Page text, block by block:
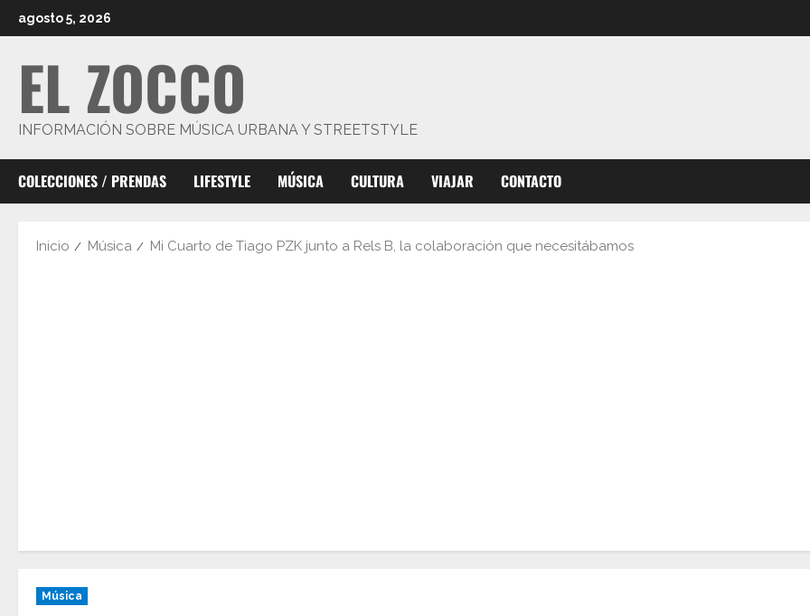
al
agosto 5, 2026
EL ZOCCO
INFORMACIÓN SOBRE MÚSICA URBANA Y STREETSTYLE
COLECCIONES / PRENDAS LIFESTYLE MÚSICA CULTURA VIAJAR CONTACTO
Inicio Música Mi Cuarto de Tiago PZK junto a Rels B, la colaboración que necesitábamos
Música